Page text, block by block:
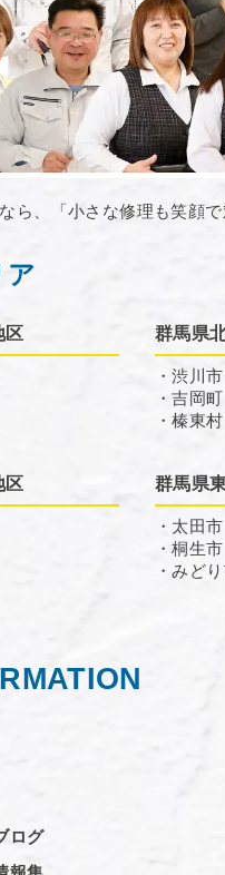
ら、「小さな修理も笑顔
ア
区 群馬県
・渋川市
・吉岡町
・榛東村
区 群馬県
・太田市
・桐生市
・みど
ログ